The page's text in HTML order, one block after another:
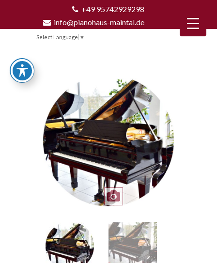
+49 95742929298
info@pianohaus-maintal.de
Select Language ▼